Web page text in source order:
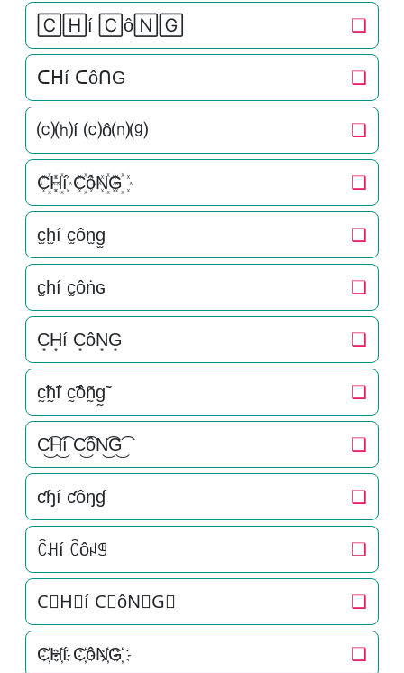
🄲🄷í 🄲ô🄽🄶 ❏
ᑕᕼí ᑕôᑎG ❏
⒞⒣í ⒞ô⒩⒢ ❏
C꙰H꙰í C꙰ôN꙰G꙰ ❏
c̫h̫í c̫ôn̫g̫ ❏
c̫һí c̫ôṅɢ ❏
C͙H͙í C͙ôN͙G͙ ❏
c̰̃h̰̃í c̰̃ôñ̰g̰̃ ❏
C͜͡H͜͡í C͜͡ôN͜͡G͜͡ ❏
ƈɧí ƈôŋɠ ❏
ꉓꃅí ꉓôꈤꁅ ❏
C⃟H⃟í C⃟ôN⃟G⃟ ❏
C҉H҉í C҉ôN҉G҉ ❏